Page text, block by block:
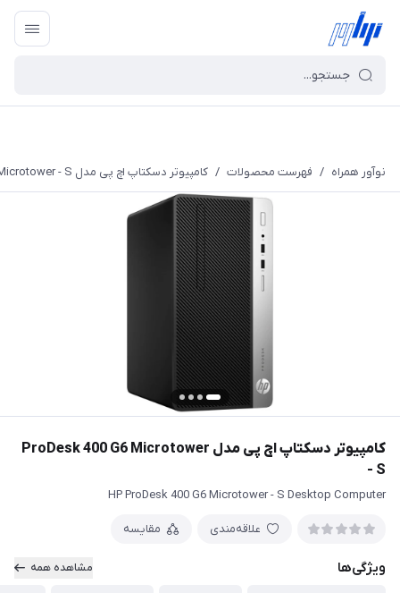
نوآور همراه / فهرست محصولات / کامپیوتر دسکتاپ اچ پی مدل ProDesk 400 G6 Microtower - S
کامپیوتر دسکتاپ اچ پی مدل ProDesk 400 G6 Microtower
- S
HP ProDesk 400 G6 Microtower - S Desktop Computer
علاقه‌مندی مقایسه
ویژگی‌ها مشاهده همه